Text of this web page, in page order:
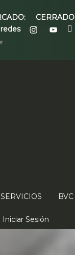
CERRADO
BVC
Iniciar Sesión